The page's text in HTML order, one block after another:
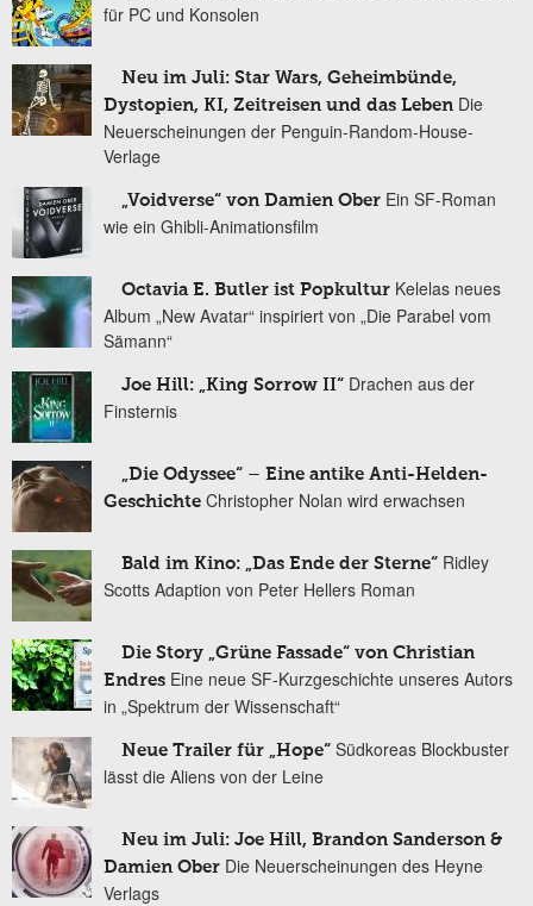
für PC und Konsolen
Neu im Juli: Star Wars, Geheimbünde,
Dystopien, KI, Zeitreisen und das Leben Die
Neuerscheinungen der Penguin-Random-House-
Verlage
„Voidverse“ von Damien Ober Ein SF-Roman
wie ein Ghibli-Animationsfilm
Octavia E. Butler ist Popkultur Kelelas neues
Album „New Avatar“ inspiriert von „Die Parabel vom
Sämann“
Joe Hill: „King Sorrow II“ Drachen aus der
Finsternis
„Die Odyssee“ – Eine antike Anti-Helden-
Geschichte Christopher Nolan wird erwachsen
Bald im Kino: „Das Ende der Sterne“ Ridley
Scotts Adaption von Peter Hellers Roman
Die Story „Grüne Fassade“ von Christian
Endres Eine neue SF-Kurzgeschichte unseres Autors
in „Spektrum der Wissenschaft“
Neue Trailer für „Hope“ Südkoreas Blockbuster
lässt die Aliens von der Leine
Neu im Juli: Joe Hill, Brandon Sanderson &
Damien Ober Die Neuerscheinungen des Heyne
Verlags